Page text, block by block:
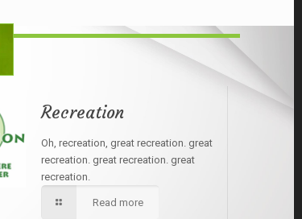
Recreation
Oh, recreation, great recreation. great
recreation. great recreation. great
recreation.
Read more